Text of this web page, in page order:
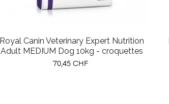
Royal Canin Veterinary Expert Nutrition
Adult MEDIUM Dog 10kg - croquettes
Prix
70,45 CHF